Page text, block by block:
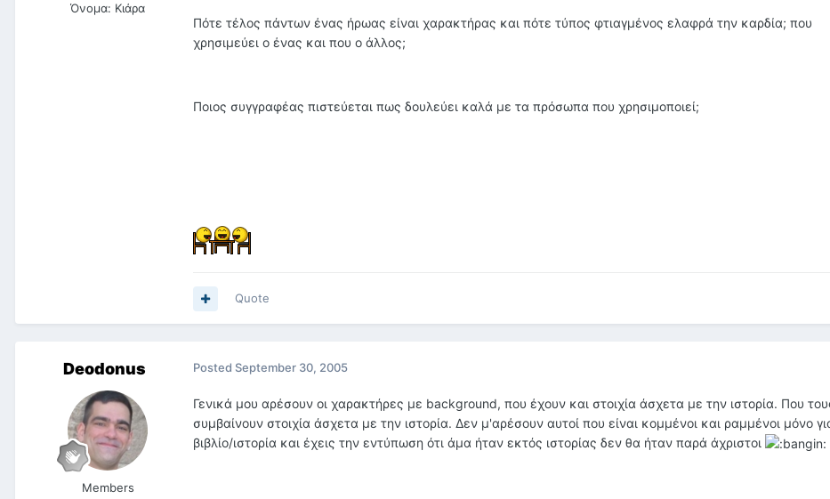
Όνομα: Κιάρα
Πότε τέλος πάντων ένας ήρωας είναι χαρακτήρας και πότε τύπος φτιαγμένος ελαφρά την καρδία; που
χρησιμεύει ο ένας και που ο άλλος;
Ποιος συγγραφέας πιστεύεται πως δουλεύει καλά με τα πρόσωπα που χρησιμοποιεί;
Quote
Deodonus
Members
Posted September 30, 2005
Γενικά μου αρέσουν οι χαρακτήρες με background, που έχουν και στοιχία άσχετα με την ιστορία. Που
συμβαίνουν στοιχία άσχετα με την ιστορία. Δεν μ'αρέσουν αυτοί που είναι κομμένοι και ραμμένοι μόνο
βιβλίο/ιστορία και έχεις την εντύπωση ότι άμα ήταν εκτός ιστορίας δεν θα ήταν παρά άχριστοι